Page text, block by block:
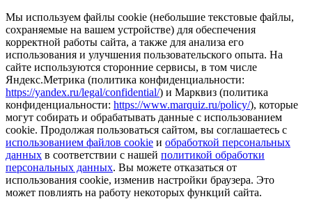
Мы используем файлы cookie (небольшие текстовые файлы,
сохраняемые на вашем устройстве) для обеспечения
корректной работы сайта, а также для анализа его
использования и улучшения пользовательского опыта. На
сайте используются сторонние сервисы, в том числе
Яндекс.Метрика (политика конфиденциальности:
https://yandex.ru/legal/confidential/) и Марквиз (политика
конфиденциальности: https://www.marquiz.ru/policy/), которые
могут собирать и обрабатывать данные с использованием
cookie. Продолжая пользоваться сайтом, вы соглашаетесь с
использованием файлов cookie и обработкой персональных
данных в соответствии с нашей политикой обработки
персональных данных. Вы можете отказаться от
использования cookie, изменив настройки браузера. Это
может повлиять на работу некоторых функций сайта.